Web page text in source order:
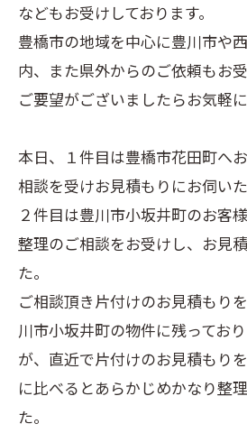
などもお受けしております。
豊橋市の地域を中心に豊川市や
内、また県外からのご依頼もお
ご要望がございましたらお気軽
本日、１件目は豊橋市花田町へ
相談を受けお見積もりにお伺いた
２件目は豊川市小坂井町のお客
整理のご相談をお受けし、お見
た。
ご相談頂き片付けのお見積もり
川市小坂井町の物件に残ってお
が、直近で片付けのお見積もり
に比べるとあらかじめかなり整
た。